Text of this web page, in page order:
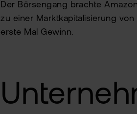
Der Börsengang brachte
zu einer Marktkapitalisierung
erste Mal Gewinn.